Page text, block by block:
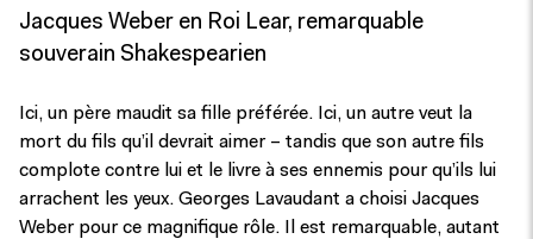
Jacques Weber en Roi Lear, remarquable
souverain Shakespearien
Ici, un père maudit sa fille préférée. Ici, un autre veut la
mort du fils qu’il devrait aimer – tandis que son autre fils
complote contre lui et le livre à ses ennemis pour qu’ils lui
arrachent les yeux. Georges Lavaudant a choisi Jacques
Weber pour ce magnifique rôle. Il est remarquable, autant